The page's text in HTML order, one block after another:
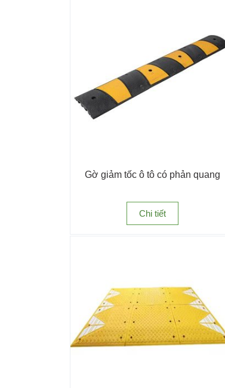
Gờ giảm tốc ô tô có phản quang
Chi tiết